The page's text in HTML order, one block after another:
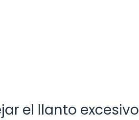
el llanto excesivo